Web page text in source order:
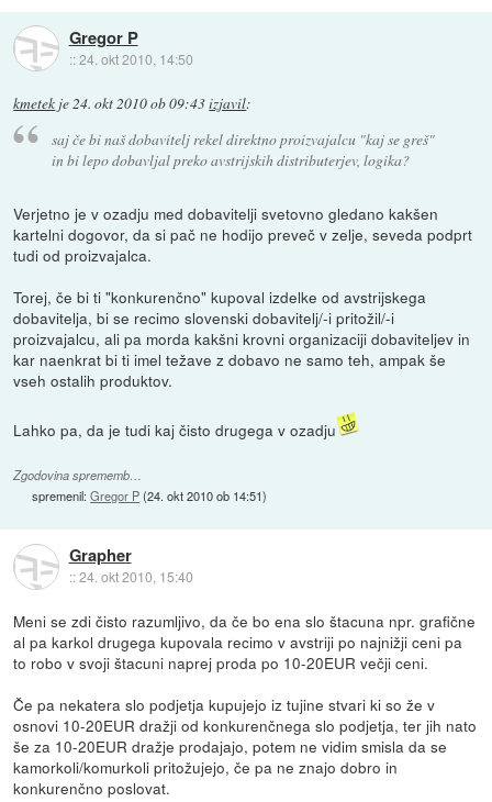
Gregor P
::24. okt 2010, 14:50
kmetek je 24. okt 2010 ob 09:43izjavil:
saj če bi naš dobavitelj rekel direktno proizvajalcu "kaj se greš"
in bi lepo dobavljal preko avstrijskih distributerjev, logika?
Verjetno je v ozadju med dobavitelji svetovno gledano kakšen
kartelni dogovor, da si pač ne hodijo preveč v zelje, seveda podprt
tudi od proizvajalca.
Torej, če bi ti "konkurenčno" kupoval izdelke od avstrijskega
dobavitelja, bi se recimo slovenski dobavitelj/-i pritožil/-i
proizvajalcu, ali pa morda kakšni krovni organizaciji dobaviteljev in
kar naenkrat bi ti imel težave z dobavo ne samo teh, ampak še
vseh ostalih produktov.
Lahko pa, da je tudi kaj čisto drugega v ozadju
Zgodovina sprememb…
spremenil:Gregor P(24. okt 2010 ob 14:51)
Grapher
::24. okt 2010, 15:40
Meni se zdi čisto razumljivo, da če bo ena slo štacuna npr. grafične
al pa karkol drugega kupovala recimo v avstriji po najnižji ceni pa
to robo v svoji štacuni naprej proda po 10-20EUR večji ceni.
Če pa nekatera slo podjetja kupujejo iz tujine stvari ki so že v
osnovi 10-20EUR dražji od konkurenčnega slo podjetja, ter jih nato
še za 10-20EUR dražje prodajajo, potem ne vidim smisla da se
kamorkoli/komurkoli pritožujejo, če pa ne znajo dobro in
konkurenčno poslovat.